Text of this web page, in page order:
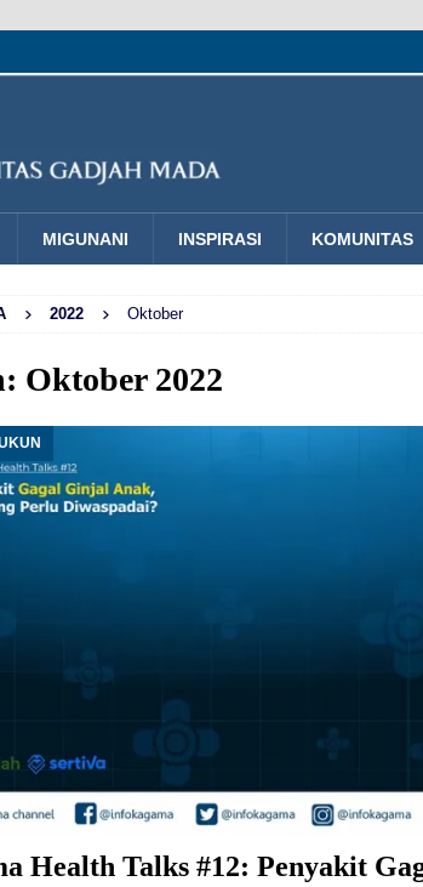
MIGUNANI INSPIRASI KOMUNITAS
2022 Oktober
Oktober 2022
Health Talks #12: Penyakit